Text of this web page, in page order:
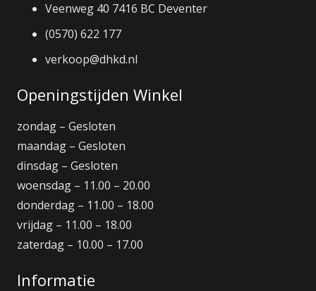
Veenweg 40 7416 BC Deventer
(0570) 622 177
verkoop@dhkd.nl
Openingstijden Winkel
zondag – Gesloten
maandag – Gesloten
dinsdag – Gesloten
woensdag – 11.00 – 20.00
donderdag – 11.00 – 18.00
vrijdag – 11.00 – 18.00
zaterdag – 10.00 – 17.00
Informatie